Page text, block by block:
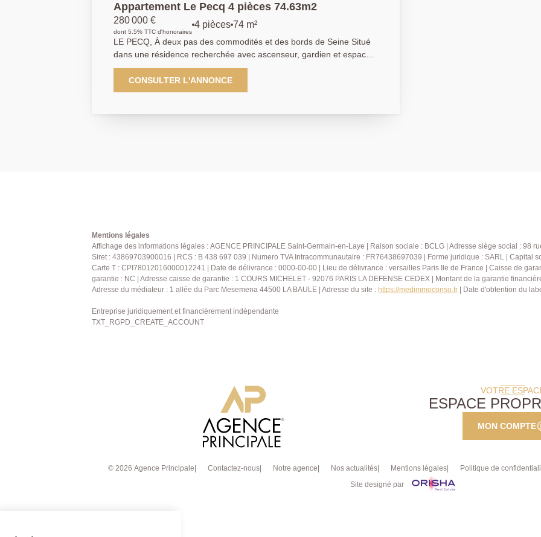
Appartement Le Pecq 4 pièces 74.63m2
280 000 €
dont 5.5% TTC d'honoraires
4 pièces 74 m²
LE PECQ, À deux pas des commodités et des bords de Seine Situé
dans une résidence recherchée avec ascenseur, gardien et espaces
verts, découvrez ce bel appartement traversant en étage, offrant une
vue dégagée et lumineuse. Il se compose d'une entrée accueillante
avec placards, d'un séjour lumineux ouvrant sur un balcon exposé
CONSULTER L'ANNONCE
Mentions légales
Affichage des informations légales : AGENCE PRINCIPALE Saint-Germain-en-Laye | Raison sociale : BCLG | Adresse siège social : 98
Siret : 43869703900016 | RCS : B 438 697 039 | Numero TVA Intracommunautaire : FR76438697039 | Forme juridique : SARL | Capital
Carte T : CPI78012016000012241 | Date de délivrance : 0000-00-00 | Lieu de délivrance : versailles Paris Ile de France | Caisse de
garantie : NC | Adresse caisse de garantie : 1 COURS MICHELET - 92076 PARIS LA DEFENSE CEDEX | Montant de la garantie
Adresse du médiateur : 1 allée du Parc Mesemena 44500 LA BAULE | Adresse du site : https://medimmoconso.fr | Date d'obtention du
Entreprise juridiquement et financièrement indépendante
TXT_RGPD_CREATE_ACCOUNT
VOTRE
ESPACE
MON COMPTE
© 2026 Agence Principale Contactez-nous Notre agence Nos actualités Mentions légales Politique de
Site designé par